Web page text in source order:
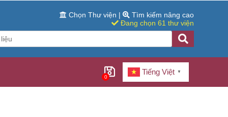
Chọn Thư viện |
Tìm kiếm nâng cao
Đang chọn 61 thư viện
0
Tiếng Việt ▼